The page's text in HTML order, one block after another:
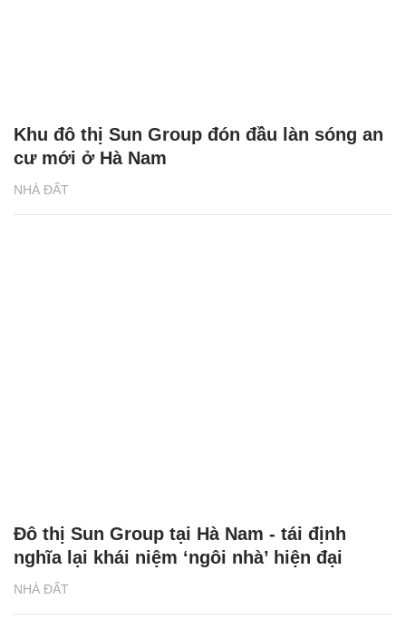
NHÀ ĐẤT
Khu đô thị Sun Group đón đầu làn sóng an
cư mới ở Hà Nam
NHÀ ĐẤT
Đô thị Sun Group tại Hà Nam - tái định
nghĩa lại khái niệm ‘ngôi nhà’ hiện đại